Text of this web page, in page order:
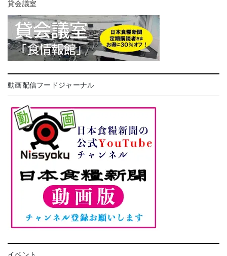
貸会議室
動画配信フードジャーナル
イベント